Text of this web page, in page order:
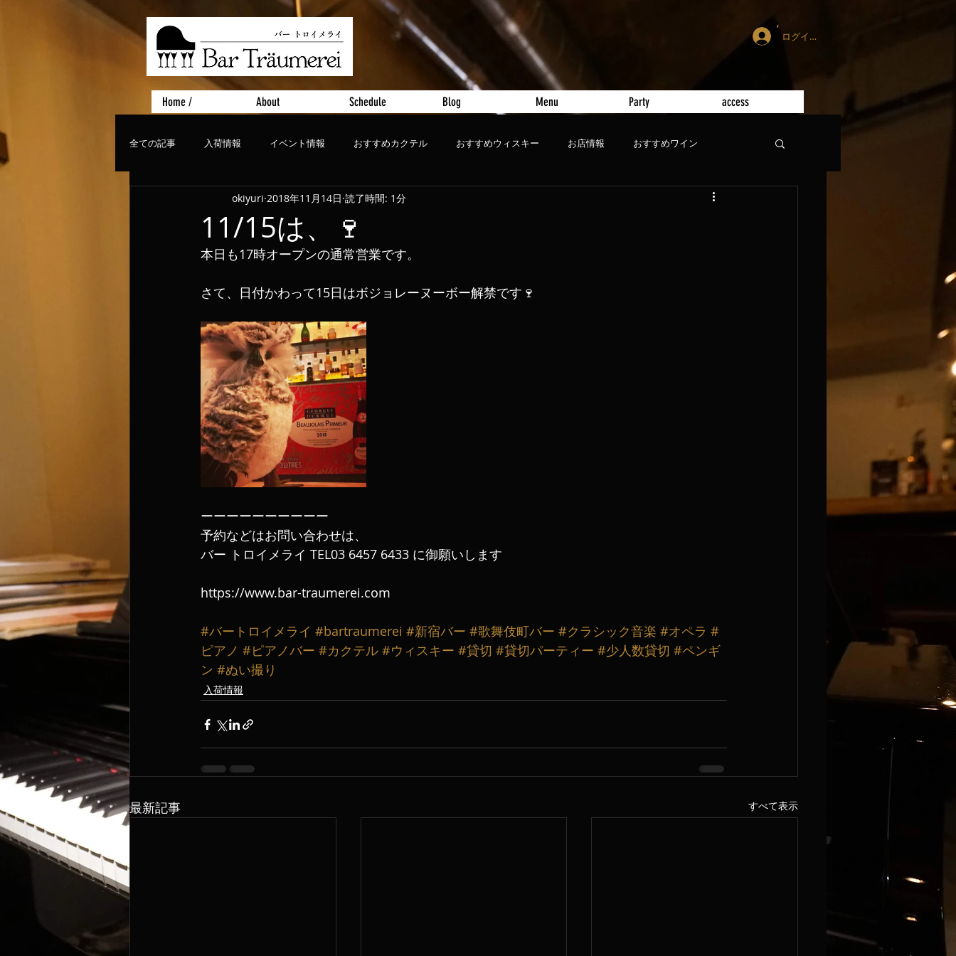
ログイン
Home / About Schedule Blog Menu Party access
全ての記事 入荷情報 イベント情報 おすすめカクテル おすすめウィスキー お店情報 おすすめワイン
ライブ、コンサート おすすめビール
11/15は、🍷
okiyuri 2018年11月14日 読了時間: 1分
本日も17時オープンの通常営業です。
さて、日付かわって15日はボジョレーヌーボー解禁です🍷
ーーーーーーーーーー
予約などはお問い合わせは、
バー トロイメライ TEL03 6457 6433 に御願いします
https://www.bar-traumerei.com
#バートロイメライ #bartraumerei #新宿バー #歌舞伎町バー #クラシック音楽 #オペラ #
ピアノ #ピアノバー #カクテル #ウィスキー #貸切 #貸切パーティー #少人数貸切 #ペンギ
ン #ぬい撮り
入荷情報
最新記事 すべて表示